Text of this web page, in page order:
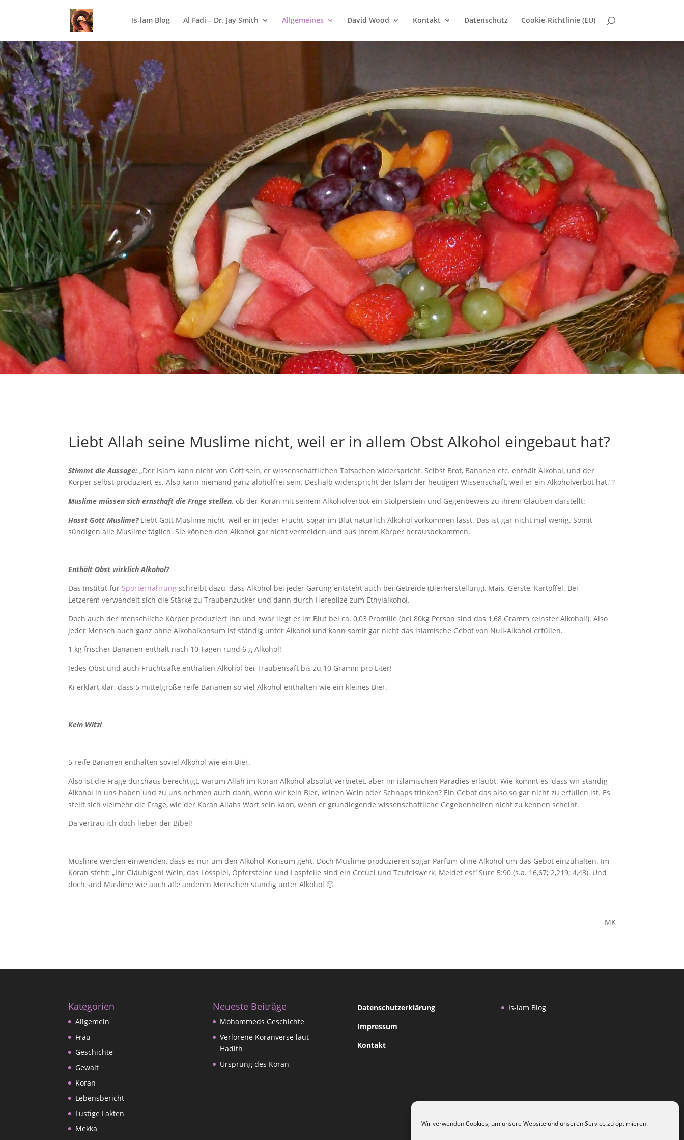
Wir verwenden Cookies, um unsere Website und unseren Service zu optimieren.
Is-lam Blog Al Fadi – Dr. Jay Smith Allgemeines David Wood Kontakt Datenschutz Cookie-Richtlinie (EU)
Liebt Allah seine Muslime nicht, weil er in allem Obst Alkohol eingebaut hat?
Stimmt die Aussage: „Der Islam kann nicht von Gott sein, er wissenschaftlichen Tatsachen widerspricht. Selbst Brot, Bananen etc. enthält Alkohol, und der
Körper selbst produziert es. Also kann niemand ganz aloholfrei sein. Deshalb widerspricht der Islam der heutigen Wissenschaft, weil er ein Alkoholverbot hat.“?
Muslime müssen sich ernsthaft die Frage stellen, ob der Koran mit seinem Alkoholverbot ein Stolperstein und Gegenbeweis zu ihrem Glauben darstellt:
Hasst Gott Muslime? Liebt Gott Muslime nicht, weil er in jeder Frucht, sogar im Blut natürlich Alkohol vorkommen lässt. Das ist gar nicht mal wenig. Somit
sündigen alle Muslime täglich. Sie können den Alkohol gar nicht vermeiden und aus ihrem Körper herausbekommen.
Enthält Obst wirklich Alkohol?
Das Institut für Sporternährungschreibt dazu, dass Alkohol bei jeder Gärung entsteht auch bei Getreide (Bierherstellung), Mais, Gerste, Kartoffel. Bei
Letzerem verwandelt sich die Stärke zu Traubenzucker und dann durch Hefepilze zum Ethylalkohol.
Doch auch der menschliche Körper produziert ihn und zwar liegt er im Blut bei ca. 0,03 Promille (bei 80kg Person sind das 1,68 Gramm reinster Alkohol!). Also
jeder Mensch auch ganz ohne Alkoholkonsum ist ständig unter Alkohol und kann somit gar nicht das islamische Gebot von Null-Alkohol erfüllen.
1 kg frischer Bananen enthält nach 10 Tagen rund 6 g Alkohol!
Jedes Obst und auch Fruchtsäfte enthalten Alkohol bei Traubensaft bis zu 10 Gramm pro Liter!
Ki erklärt klar, dass 5 mittelgroße reife Bananen so viel Alkohol enthalten wie ein kleines Bier.
Kein Witz!
5 reife Bananen enthalten soviel Alkohol wie ein Bier.
Also ist die Frage durchaus berechtigt, warum Allah im Koran Alkohol absolut verbietet, aber im islamischen Paradies erlaubt. Wie kommt es, dass wir ständig
Alkohol in uns haben und zu uns nehmen auch dann, wenn wir kein Bier, keinen Wein oder Schnaps trinken? Ein Gebot das also so gar nicht zu erfüllen ist. Es
stellt sich vielmehr die Frage, wie der Koran Allahs Wort sein kann, wenn er grundlegende wissenschaftliche Gegebenheiten nicht zu kennen scheint.
Da vertrau ich doch lieber der Bibel!
Muslime werden einwenden, dass es nur um den Alkohol-Konsum geht. Doch Muslime produzieren sogar Parfüm ohne Alkohol um das Gebot einzuhalten. Im
Koran steht: „Ihr Gläubigen! Wein, das Losspiel, Opfersteine und Lospfeile sind ein Greuel und Teufelswerk. Meidet es!“ Sure 5:90 (s.a. 16,67; 2,219; 4,43). Und
doch sind Muslime wie auch alle anderen Menschen ständig unter Alkohol 🙂
MK
Kategorien
Allgemein
Frau
Geschichte
Gewalt
Koran
Lebensbericht
Lustige Fakten
Mekka
Neueste Beiträge
Mohammeds Geschichte
Verlorene Koranverse laut
Hadith
Ursprung des Koran
Datenschutzerklärung
Impressum
Kontakt
Is-lam Blog